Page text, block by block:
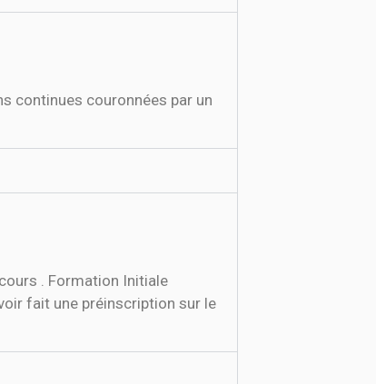
continues couronnées par un
. Formation Initiale
fait une préinscription sur le